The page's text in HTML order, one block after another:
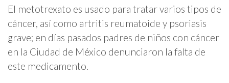
El metotrexato es usado para tratar varios tipos de
cáncer, así como artritis reumatoide y psoriasis
grave; en días pasados padres de niños con cáncer
en la Ciudad de México denunciaron la falta de
este medicamento.